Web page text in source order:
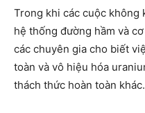
Trong khi các cuộc không
hệ thống đường hầm và
các chuyên gia cho biết
toàn và vô hiệu hóa
thách thức hoàn toàn khác.